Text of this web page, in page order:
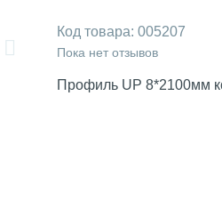
Код товара: 005207
Пока нет отзывов
Профиль UР 8*2100мм